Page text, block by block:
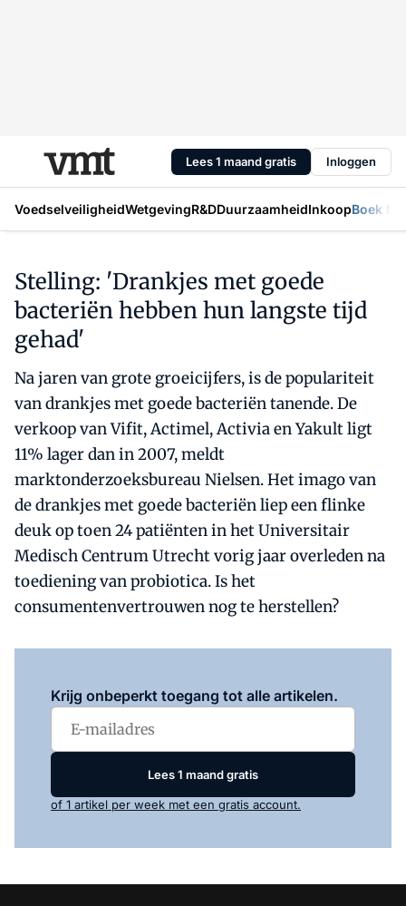
Lees 1 maand gratis Inloggen
VoedselveiligheidWetgevingR&DDuurzaamheidInkoopBoek
Stelling: 'Drankjes met goede
bacteriën hebben hun langste tijd
gehad'
Na jaren van grote groeicijfers, is de populariteit
van drankjes met goede bacteriën tanende. De
verkoop van Vifit, Actimel, Activia en Yakult ligt
11% lager dan in 2007, meldt
marktonderzoeksbureau Nielsen. Het imago van
de drankjes met goede bacteriën liep een flinke
deuk op toen 24 patiënten in het Universitair
Medisch Centrum Utrecht vorig jaar overleden na
toediening van probiotica. Is het
consumentenvertrouwen nog te herstellen?
Krijg onbeperkt toegang tot alle artikelen.
Lees 1 maand gratis
of 1 artikel per week met een gratis account.